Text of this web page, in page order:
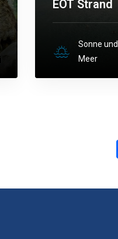
EOT Strand
Sonne und
Meer